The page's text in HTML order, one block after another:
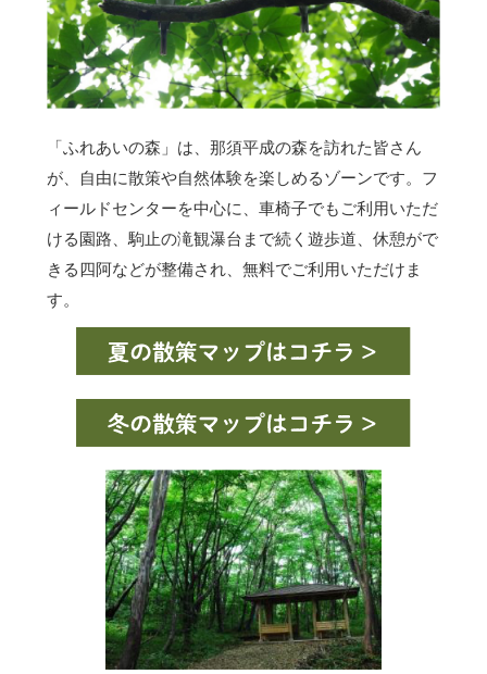
「ふれあいの森」は、那須平成の森を訪れた皆さん
が、自由に散策や自然体験を楽しめるゾーンです。フ
ィールドセンターを中心に、車椅子でもご利用いただ
ける園路、駒止の滝観瀑台まで続く遊歩道、休憩がで
きる四阿などが整備され、無料でご利用いただけま
す。